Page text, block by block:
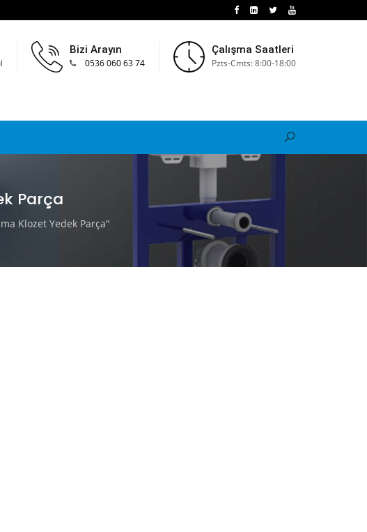
Bizi Arayın
0536 060 63 74
Çalışma Saatleri
Pzts-Cmts: 8:00-18:00
Parça
Klozet Yedek Parça"